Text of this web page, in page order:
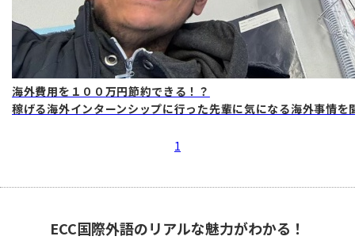
海外費用を１００万円節約できる！？
稼げる海外インターンシップに行った先輩に気になる海外事情を
1
ECC国際外語のリアルな魅力がわかる！